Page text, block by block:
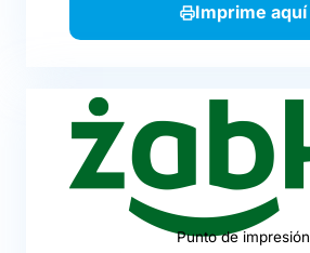
Imprime aquí
Punto de impresión